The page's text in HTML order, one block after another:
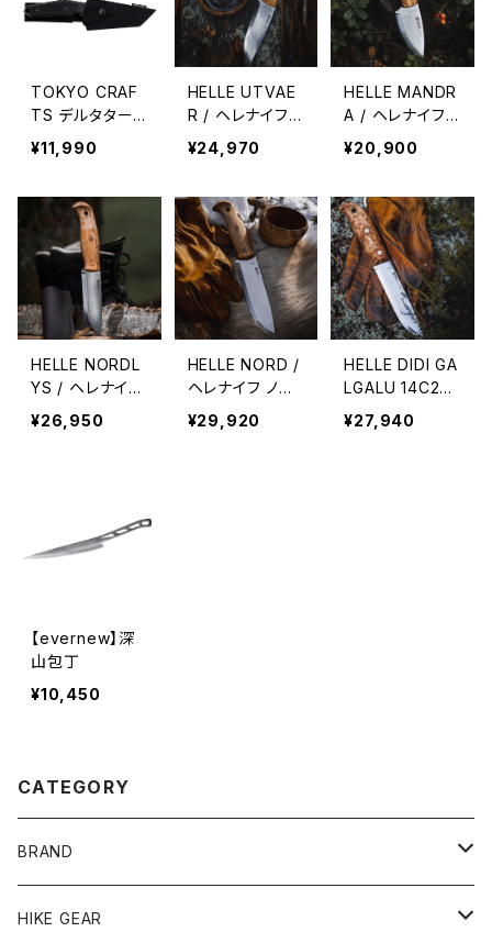
TOKYO CRAF
TS デルタター
ロン
¥11,990
HELLE UTVAE
R / ヘレナイフ
ユートゥベーラ
¥24,970
HELLE MANDR
A / ヘレナイフ
マンドラ
¥20,900
HELLE NORDL
YS / ヘレナイフ
ノルドリス
¥26,950
HELLE NORD /
ヘレナイフ ノル
ド
¥29,920
HELLE DIDI GA
LGALU 14C28
N / ヘレナイフ
ディディガルガル
¥27,940
【evernew】深
山包丁
¥10,450
CATEGORY
BRAND
andwander
HIKE GEAR